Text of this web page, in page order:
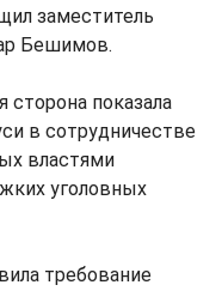
заместитель
Бешимов.
показала
в сотрудничестве
властями
уголовных
требование